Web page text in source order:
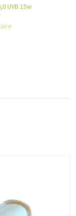
UVB 15w